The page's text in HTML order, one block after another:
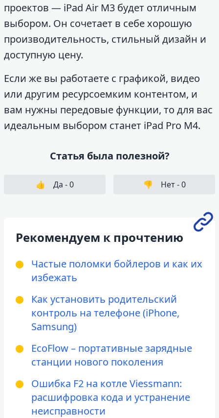
проектов — iPad Air M3 будет отличным
выбором. Он сочетает в себе хорошую
производительность, стильный дизайн и
доступную цену.
Если же вы работаете с графикой, видео
или другим ресурсоемким контентом, и
вам нужны передовые функции, то для вас
идеальным выбором станет iPad Pro M4.
Статья была полезной?
👍 Да -0 👎 Нет -0
Рекомендуем к прочтению
Частые поломки бойлеров и как их
избежать
Как установить родительский
контроль на телефоне (iPhone,
Samsung)
EcoFlow – портативные зарядные
станции нового поколения
Ошибка F2 на котле Viessmann:
расшифровка кода и устранение
неисправности